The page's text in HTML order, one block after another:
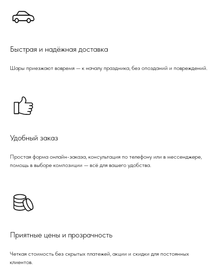
Быстрая и надёжная доставка
Шары приезжают вовремя — к началу праздника, без опозданий и повреждений.
Удобный заказ
Простая форма онлайн-заказа, консультация по телефону или в мессенджере,
помощь в выборе композиции — всё для вашего удобства.
Приятные цены и прозрачность
Четкая стоимость без скрытых платежей, акции и скидки для постоянных
клиентов.